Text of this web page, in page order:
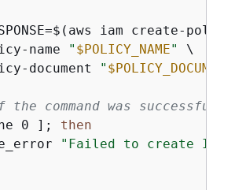
iam create-
name
" $POLICY_NAME"
\
document
" $POLICY_DOCUMENT
command was successful
0 ]; then
"Failed to create